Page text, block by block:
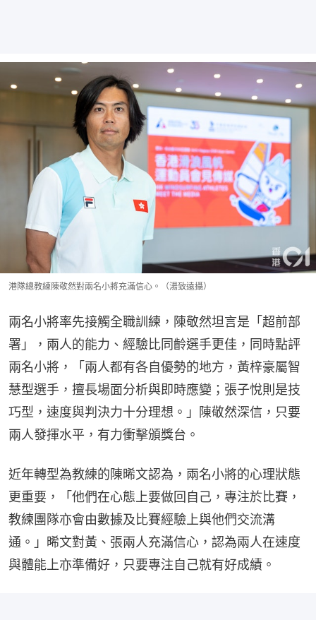
港隊總教練陳敬然對兩名小將充滿信心。（湯致遠攝）
兩名小將率先接觸全職訓練，陳敬然坦言是「超前部
署」，兩人的能力、經驗比同齡選手更佳，同時點評
兩名小將，「兩人都有各自優勢的地方，黃梓豪屬智
慧型選手，擅長場面分析與即時應變；張子悅則是技
巧型，速度與判決力十分理想。」陳敬然深信，只要
兩人發揮水平，有力衝擊頒獎台。
近年轉型為教練的陳晞文認為，兩名小將的心理狀態
更重要，「他們在心態上要做回自己，專注於比賽，
教練團隊亦會由數據及比賽經驗上與他們交流溝
通。」晞文對黃、張兩人充滿信心，認為兩人在速度
與體能上亦準備好，只要專注自己就有好成績。